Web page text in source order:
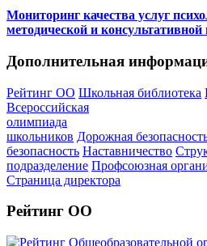
Мониторинг качества услуг
методической и
Дополнительная
Рейтинг ОО Школьная библиотека
Всероссийская
олимпиада
школьников Дорожная
безопасность Наставничество
подразделение Профсоюзная
Страница директора
Рейтинг ОО